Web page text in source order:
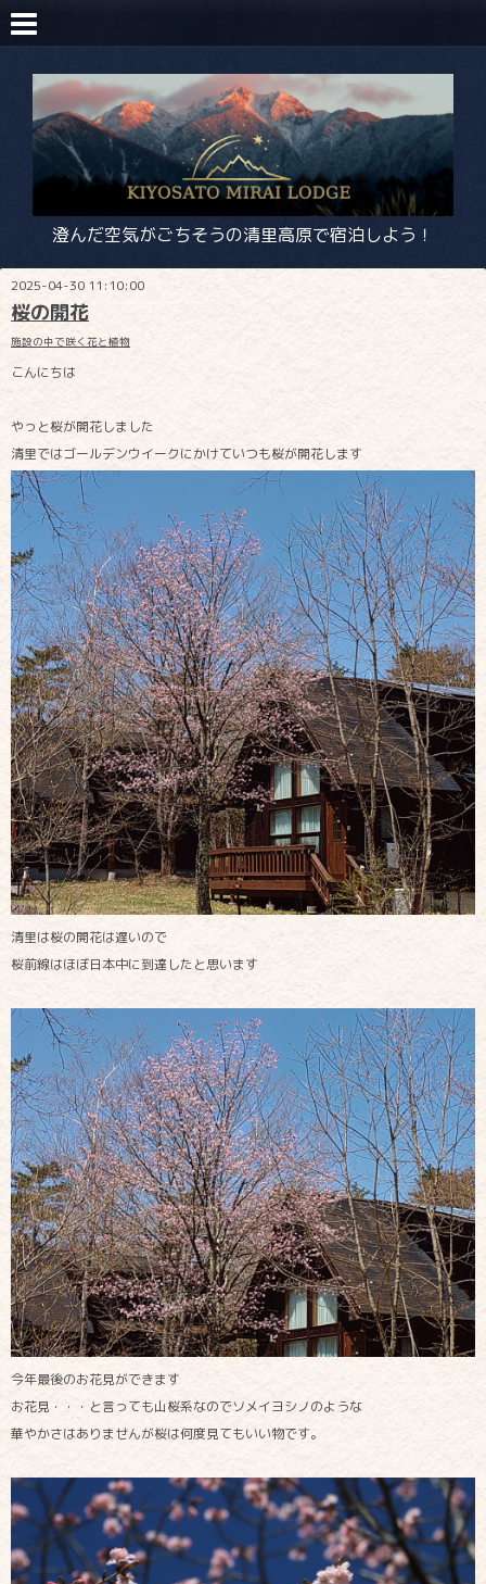
澄んだ空気がごちそうの清里高原で宿泊しよう！
2025-04-30 11:10:00
桜の開花
施設の中で咲く花と植物
こんにちは
やっと桜が開花しました
清里ではゴールデンウイークにかけていつも桜が開花します
清里は桜の開花は遅いので
桜前線はほぼ日本中に到達したと思います
今年最後のお花見ができます
お花見・・・と言っても山桜系なのでソメイヨシノのような
華やかさはありませんが桜は何度見てもいい物です。